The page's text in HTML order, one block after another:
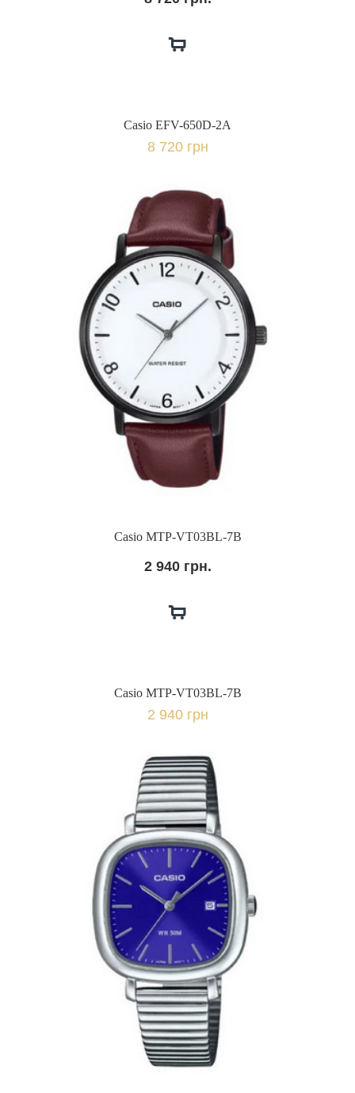
Casio EFV-650D-2A
8 720 грн
Casio MTP-VT03BL-7B
2 940 грн.
Casio MTP-VT03BL-7B
2 940 грн